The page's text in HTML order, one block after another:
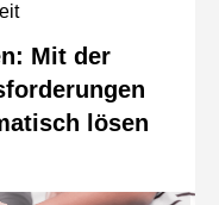
Mit der
lösen